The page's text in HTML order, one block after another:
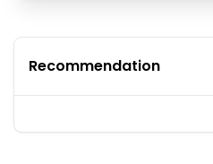
Recommendation